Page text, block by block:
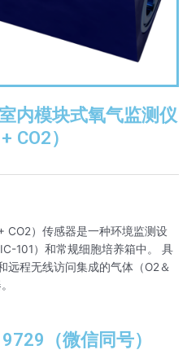
内模块式氧气监测仪
CO2）
CO2）传感器是一种环境监测设
101）和常规细胞培养箱中。 具
远程无线访问集成的气体（O2＆
（微信同号）